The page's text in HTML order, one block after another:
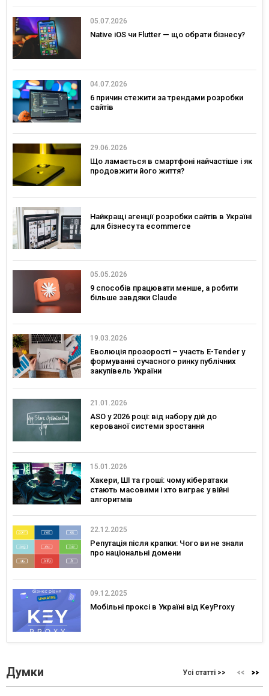
05.07.2026
Native iOS чи Flutter — що обрати бізнесу?
04.07.2026
6 причин стежити за трендами розробки
сайтів
29.06.2026
Що ламається в смартфоні найчастіше і як
продовжити його життя?
Найкращі агенції розробки сайтів в Україні
для бізнесу та ecommerce
05.05.2026
9 способів працювати менше, а робити
більше завдяки Claude
19.03.2026
Еволюція прозорості – участь E-Tender у
формуванні сучасного ринку публічних
закупівель України
21.01.2026
ASO у 2026 році: від набору дій до
керованої системи зростання
15.01.2026
Хакери, ШІ та гроші: чому кібератаки
стають масовими і хто виграє у війні
алгоритмів
22.12.2025
Репутація після крапки: Чого ви не знали
про національні домени
09.12.2025
Мобільні проксі в Україні від KeyProxy
Думки Усі статті >>